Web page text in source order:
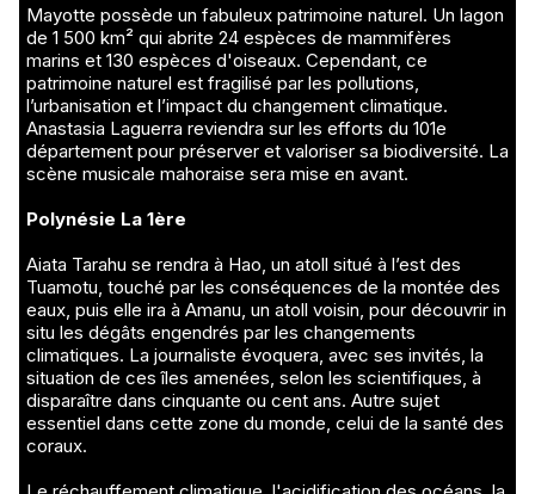
Mayotte possède un fabuleux patrimoine naturel. Un lagon
de 1 500 km² qui abrite 24 espèces de mammifères
marins et 130 espèces d'oiseaux. Cependant, ce
patrimoine naturel est fragilisé par les pollutions,
l’urbanisation et l’impact du changement climatique.
Anastasia Laguerra reviendra sur les efforts du 101e
département pour préserver et valoriser sa biodiversité. La
scène musicale mahoraise sera mise en avant.
Polynésie La 1ère
Aiata Tarahu se rendra à Hao, un atoll situé à l’est des
Tuamotu, touché par les conséquences de la montée des
eaux, puis elle ira à Amanu, un atoll voisin, pour découvrir in
situ les dégâts engendrés par les changements
climatiques. La journaliste évoquera, avec ses invités, la
situation de ces îles amenées, selon les scientifiques, à
disparaître dans cinquante ou cent ans. Autre sujet
essentiel dans cette zone du monde, celui de la santé des
coraux.